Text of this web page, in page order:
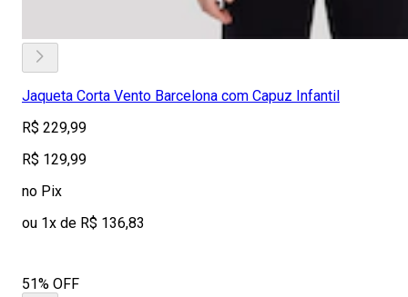
Jaqueta Corta Vento Barcelona com Capuz Infantil
R$ 229,99
R$ 129,99
no Pix
ou 1x de R$ 136,83
51% OFF